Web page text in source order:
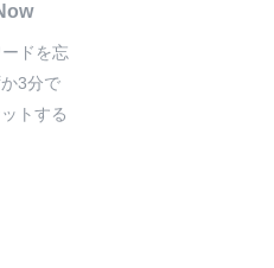
ドを忘
3分で
トする